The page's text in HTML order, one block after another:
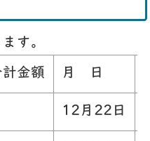
す。
金額 月 日
12月22日